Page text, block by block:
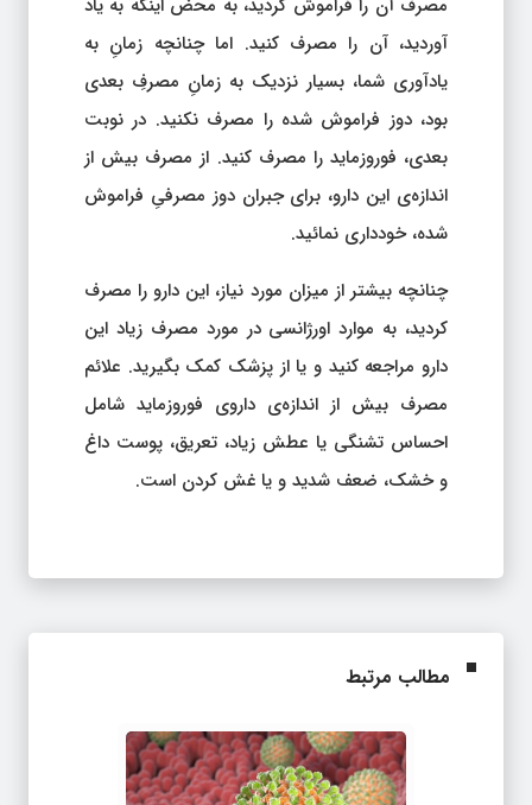
آوردید، آن را مصرف کنید. اما چنانچه زمانِ به
یادآوری شما، بسیار نزدیک به زمانِ مصرفِ بعدی
بود، دوز فراموش شده را مصرف نکنید. در نوبت
بعدی، فوروزماید را مصرف کنید. از مصرف بیش از
اندازه‌ی این دارو، برای جبران دوز مصرفیِ فراموش
شده، خودداری نمائید.
چنانچه بیشتر از میزان مورد نیاز، این دارو را مصرف
کردید، به موارد اورژانسی در مورد مصرف زیاد این
دارو مراجعه کنید و یا از پزشک کمک بگیرید. علائم
مصرف بیش از اندازه‌ی داروی فوروزماید شامل
احساس تشنگی یا عطش زیاد، تعریق، پوست داغ
و خشک، ضعف شدید و یا غش کردن است.
مطالب مرتبط